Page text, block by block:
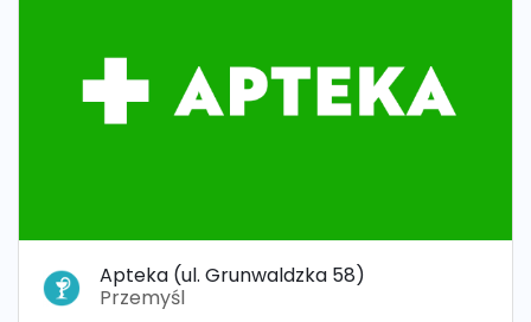
Apteka (ul. Grunwaldzka 58)
Przemyśl